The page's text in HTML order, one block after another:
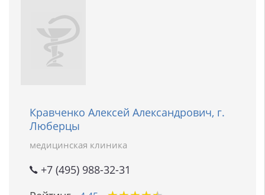
Кравченко Алексей Александрович, г.
Люберцы
медицинская клиника
+7 (495) 988-32-31